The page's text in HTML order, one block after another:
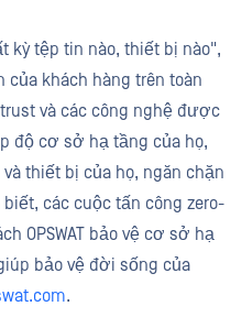
kỳ tệp tin nào, thiết bị nào",
của khách hàng trên toàn
và các công nghệ được
độ cơ sở hạ tầng của họ,
thiết bị của họ, ngăn chặn
các cuộc tấn công zero-
OPSWAT bảo vệ cơ sở hạ
bảo vệ đời sống của
.